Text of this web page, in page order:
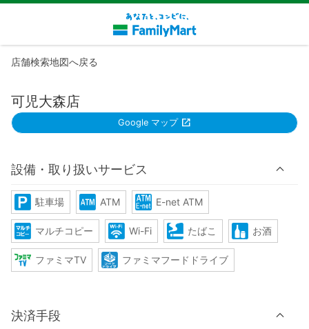
店舗検索地図へ戻る
可児大森店
Google マップ
設備・取り扱いサービス
駐車場 ATM E-net ATM
マルチコピー Wi-Fi たばこ お酒
ファミマTV ファミマフードドライブ
決済手段